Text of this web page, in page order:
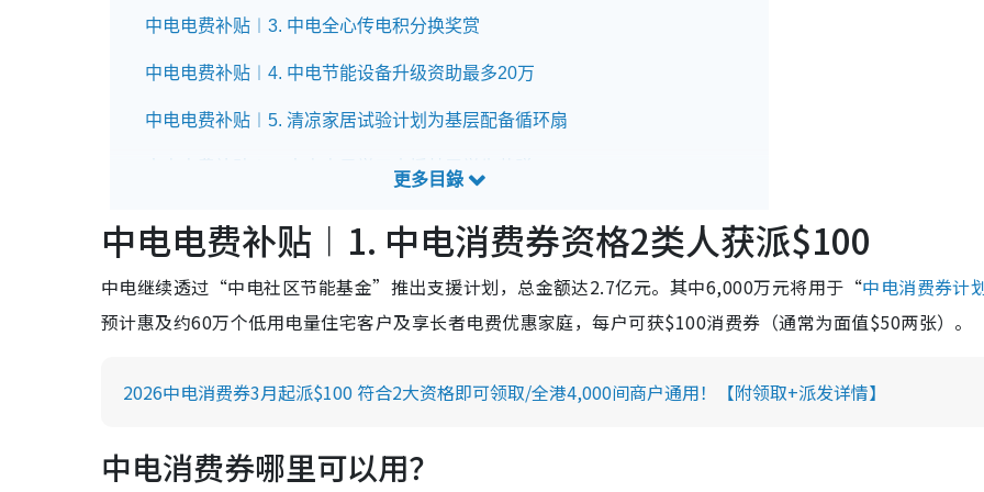
中电电费补贴︱3. 中电全心传电积分换奖赏
中电电费补贴︱4. 中电节能设备升级资助最多20万
中电电费补贴︱5. 清凉家居试验计划为基层配备循环扇
中电电费补贴︱6. 中电电子学习支援基层学生获赠iPad
中电电费补贴︱8. 社区客厅资助上限20万
港灯电费优惠︱1. 港灯现金券每户派$200
港灯电费优惠︱2. 劏房租户电费津贴计划每户派$1000
中电电费补贴︱1. 中电消费券资格2类人获派$100
中电继续透过“中电社区节能基金”推出支援计划，总金额达2.7亿元。其中6,000万元将用于“中电消费券计
预计惠及约60万个低用电量住宅客户及享长者电费优惠家庭，每户可获$100消费券（通常为面值$50两张）。
2026中电消费券3月起派$100 符合2大资格即可领取/全港4,000间商户通用！【附领取+派发详情】
中电消费券哪里可以用？